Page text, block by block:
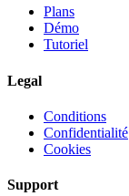
Plans
Démo
Tutoriel
Legal
Conditions
Confidentialité
Cookies
Support